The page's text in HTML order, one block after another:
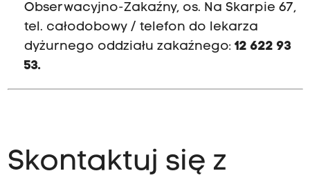
Obserwacyjno-Zakaźny, os. Na Skarpie 67,
tel. całodobowy / telefon do lekarza
dyżurnego oddziału zakaźnego:12 622 93
53.
Skontaktuj się z